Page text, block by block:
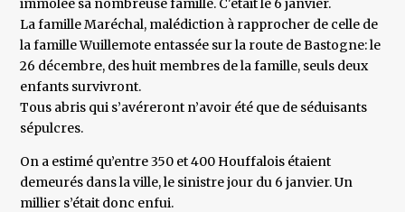
immolée sa nombreuse famille. C'était le 6 janvier.
La famille Maréchal, malédiction à rapprocher de celle de
la famille Wuillemote entassée sur la route de Bastogne: le
26 décembre, des huit membres de la famille, seuls deux
enfants survivront.
Tous abris qui s’avéreront n’avoir été que de séduisants
sépulcres.
On a estimé qu’entre 350 et 400 Houffalois étaient
demeurés dans la ville, le sinistre jour du 6 janvier. Un
millier s’était donc enfui.